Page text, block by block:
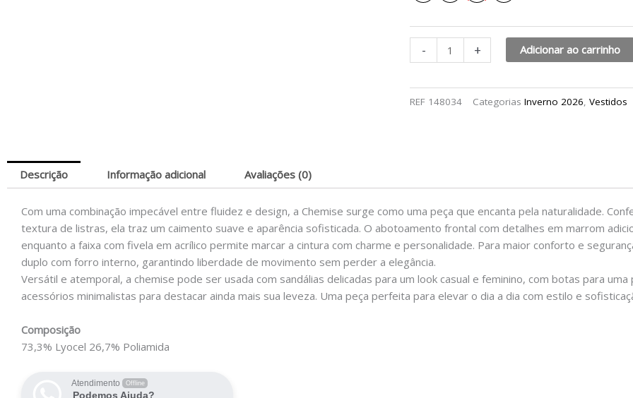
- + Adicionar ao carrinho
REF 148034 Categorias Inverno 2026, Vestidos
Descrição Informação adicional Avaliações (0)
Com uma combinação impecável entre fluidez e design, a Chemise surge como uma peça que encanta pela naturalidade.
textura de listras, ela traz um caimento suave e aparência sofisticada. O abotoamento frontal com detalhes em marrom
enquanto a faixa com fivela em acrílico permite marcar a cintura com charme e personalidade. Para maior conforto e
duplo com forro interno, garantindo liberdade de movimento sem perder a elegância.
Versátil e atemporal, a chemise pode ser usada com sandálias delicadas para um look casual e feminino, com botas para
acessórios minimalistas para destacar ainda mais sua leveza. Uma peça perfeita para elevar o dia a dia com estilo e
Composição
73,3% Lyocel 26,7% Poliamida
Atendimento Offline
Podemos Ajuda?